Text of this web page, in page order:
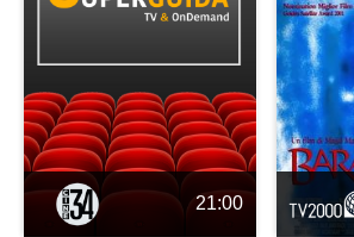
21:00